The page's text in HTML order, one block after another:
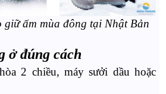
giữ ấm mùa đông tại Nhật Bản
ở đúng cách
2 chiều, máy sưởi dầu hoặc